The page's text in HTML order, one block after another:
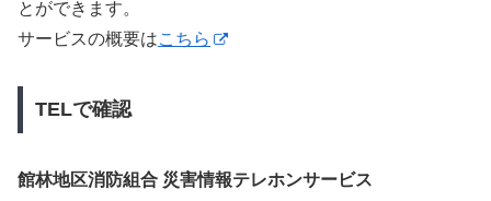
とができます。
サービスの概要はこちら
TELで確認
館林地区消防組合 災害情報テレホンサービス